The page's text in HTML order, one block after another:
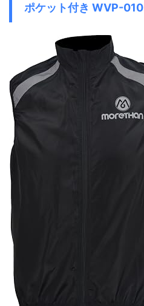
ポケット付き WVP-010